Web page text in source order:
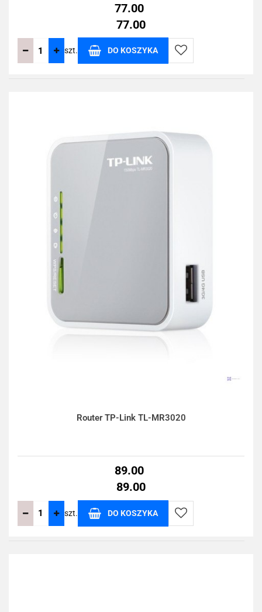
77.00
77.00
szt. DO KOSZYKA
Do
Router TP-Link TL-MR3020
89.00
89.00
szt. DO KOSZYKA
Do